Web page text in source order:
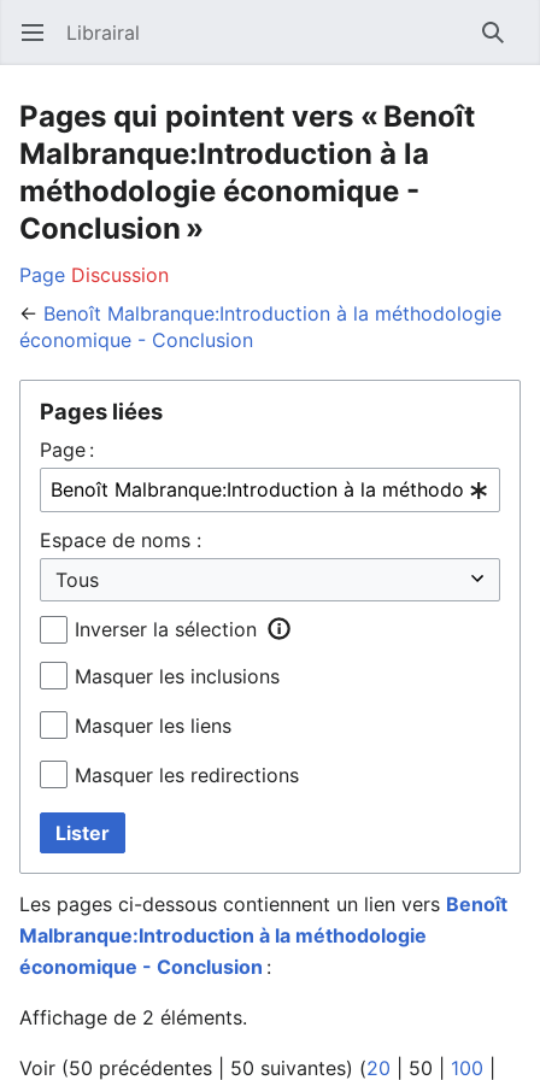
Ouvrir le menu principal Librairal
Pages qui pointent vers « Benoît
Malbranque:Introduction à la
méthodologie économique -
Conclusion »
Page Discussion
← Benoît Malbranque:Introduction à la méthodologie
économique - Conclusion
Pages liées
Page :
Espace de noms :
Inverser la sélection
Masquer les inclusions
Masquer les liens
Masquer les redirections
Lister
Les pages ci-dessous contiennent un lien vers Benoît
Malbranque:Introduction à la méthodologie
économique - Conclusion :
Affichage de 2 éléments.
Voir (50 précédentes 50 suivantes) (20 50 100